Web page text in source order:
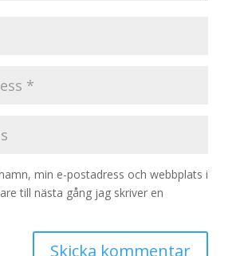
min e-postadress och webbplats i
till nästa gång jag skriver en